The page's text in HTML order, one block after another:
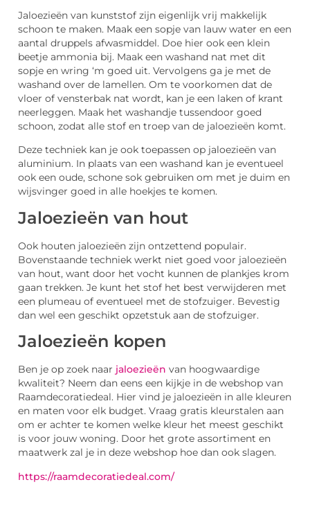
Jaloezieën van kunststof zijn eigenlijk vrij makkelijk
schoon te maken. Maak een sopje van lauw water en een
aantal druppels afwasmiddel. Doe hier ook een klein
beetje ammonia bij. Maak een washand nat met dit
sopje en wring ‘m goed uit. Vervolgens ga je met de
washand over de lamellen. Om te voorkomen dat de
vloer of vensterbak nat wordt, kan je een laken of krant
neerleggen. Maak het washandje tussendoor goed
schoon, zodat alle stof en troep van de jaloezieën komt.
Deze techniek kan je ook toepassen op jaloezieën van
aluminium. In plaats van een washand kan je eventueel
ook een oude, schone sok gebruiken om met je duim en
wijsvinger goed in alle hoekjes te komen.
Jaloezieën van hout
Ook houten jaloezieën zijn ontzettend populair.
Bovenstaande techniek werkt niet goed voor jaloezieën
van hout, want door het vocht kunnen de plankjes krom
gaan trekken. Je kunt het stof het best verwijderen met
een plumeau of eventueel met de stofzuiger. Bevestig
dan wel een geschikt opzetstuk aan de stofzuiger.
Jaloezieën kopen
Ben je op zoek naar jaloezieën van hoogwaardige
kwaliteit? Neem dan eens een kijkje in de webshop van
Raamdecoratiedeal. Hier vind je jaloezieën in alle kleuren
en maten voor elk budget. Vraag gratis kleurstalen aan
om er achter te komen welke kleur het meest geschikt
is voor jouw woning. Door het grote assortiment en
maatwerk zal je in deze webshop hoe dan ook slagen.
https://raamdecoratiedeal.com/